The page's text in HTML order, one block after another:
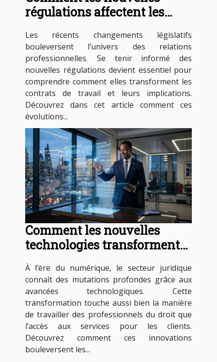
régulations affectent les
Les récents changements législatifs
bouleversent l’univers des relations
professionnelles. Se tenir informé des
nouvelles régulations devient essentiel pour
comprendre comment elles transforment les
contrats de travail et leurs implications.
Découvrez dans cet article comment ces
évolutions...
Comment les nouvelles
technologies transforment-
elles les services juridiques ?
À l’ère du numérique, le secteur juridique
connaît des mutations profondes grâce aux
avancées technologiques. Cette
transformation touche aussi bien la manière
de travailler des professionnels du droit que
l’accès aux services pour les clients.
Découvrez comment ces innovations
bouleversent les...